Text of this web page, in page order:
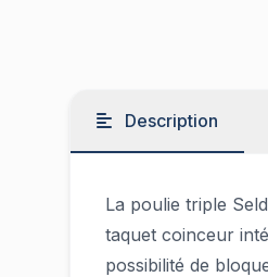
Description
La poulie triple
taquet coinceur
possibilité de